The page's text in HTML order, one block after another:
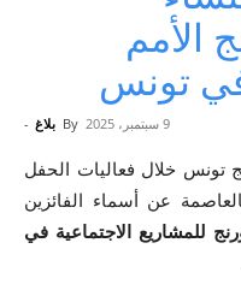
الأمم
في تونس
By بلاغ - 9 سبتمبر، 2025
تونس خلال فعاليات الحفل
8 سبتمبر بالعاصمة عن أسماء الفائزين
للمشاريع الاجتماعية في